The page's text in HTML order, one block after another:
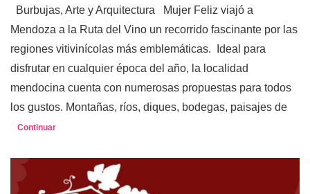
Burbujas, Arte y Arquitectura Mujer Feliz viajó a
Mendoza a la Ruta del Vino un recorrido fascinante por las
regiones vitivinícolas más emblemáticas. Ideal para
disfrutar en cualquier época del año, la localidad
mendocina cuenta con numerosas propuestas para todos
los gustos. Montañas, ríos, diques, bodegas, paisajes de
Continuar